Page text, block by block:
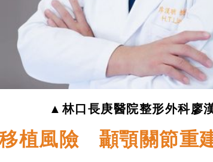
▲林口長庚醫院整形外科廖
植風險 顳顎關節重